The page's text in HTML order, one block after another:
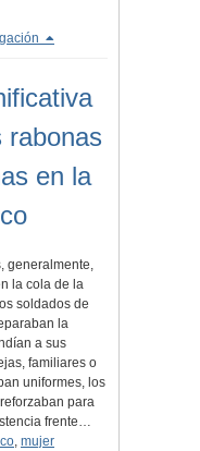
rabonas
en la
generalmente,
la cola de la
soldados de
la
a sus
familiares o
uniformes, los
para
frente…
, mujer